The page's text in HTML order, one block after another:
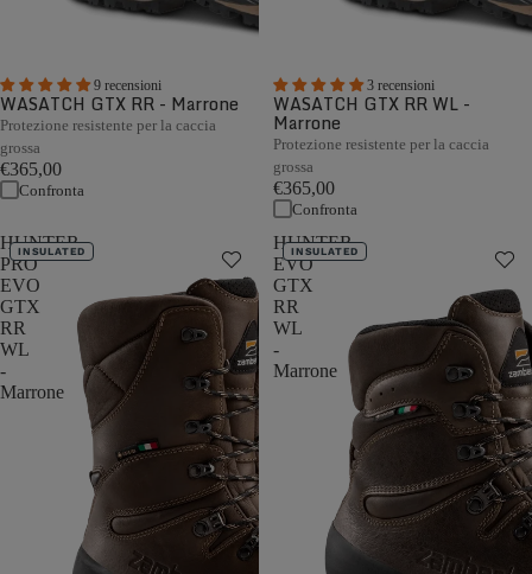
9 recensioni
WASATCH GTX RR - Marrone
Protezione resistente per la caccia
grossa
€365,00
Confronta
3 recensioni
WASATCH GTX RR WL -
Marrone
Protezione resistente per la caccia
grossa
€365,00
Confronta
HUNTER
PRO
EVO
GTX
RR
WL
-
Marrone
INSULATED
HUNTER
EVO
GTX
RR
WL
-
Marrone
INSULATED